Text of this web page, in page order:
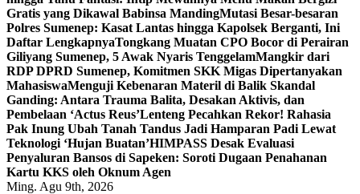
Gratis yang Dikawal Babinsa MandingMutasi Besar-besaran
Polres Sumenep: Kasat Lantas hingga Kapolsek Berganti, Ini
Daftar LengkapnyaTongkang Muatan CPO Bocor di Perairan
Giliyang Sumenep, 5 Awak Nyaris TenggelamMangkir dari
RDP DPRD Sumenep, Komitmen SKK Migas Dipertanyakan
MahasiswaMenguji Kebenaran Materil di Balik Skandal
Ganding: Antara Trauma Balita, Desakan Aktivis, dan
Pembelaan ‘Actus Reus’Lenteng Pecahkan Rekor! Rahasia
Pak Inung Ubah Tanah Tandus Jadi Hamparan Padi Lewat
Teknologi ‘Hujan Buatan’HIMPASS Desak Evaluasi
Penyaluran Bansos di Sapeken: Soroti Dugaan Penahanan
Kartu KKS oleh Oknum Agen
Ming. Agu 9th, 2026